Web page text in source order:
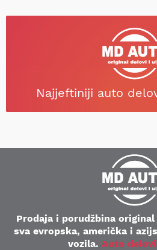
Najjeftiniji auto
Prodaja i porudžbina
sva evropska, američka i
vozila. Auto